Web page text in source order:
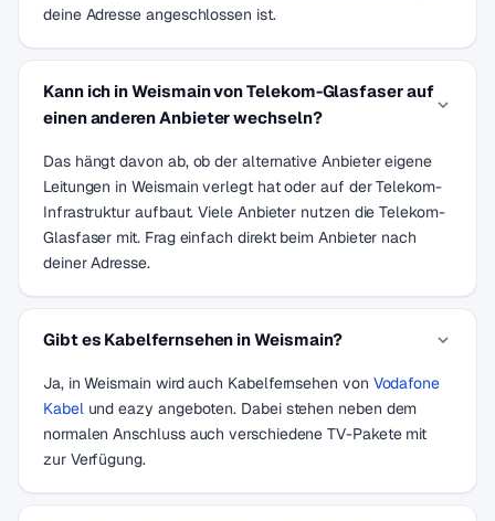
deine Adresse angeschlossen ist.
Kann ich in Weismain von Telekom-Glasfaser auf
einen anderen Anbieter wechseln?
Das hängt davon ab, ob der alternative Anbieter eigene
Leitungen in Weismain verlegt hat oder auf der Telekom-
Infrastruktur aufbaut. Viele Anbieter nutzen die Telekom-
Glasfaser mit. Frag einfach direkt beim Anbieter nach
deiner Adresse.
Gibt es Kabelfernsehen in Weismain?
Ja, in Weismain wird auch Kabelfernsehen von Vodafone
Kabelund eazy angeboten. Dabei stehen neben dem
normalen Anschluss auch verschiedene TV-Pakete mit
zur Verfügung.